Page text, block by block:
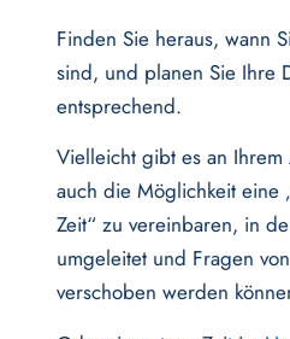
Finden Sie heraus, wann
sind, und planen Sie Ihre
entsprechend.
Vielleicht gibt es an
auch die Möglichkeit eine
Zeit“ zu vereinbaren, in
umgeleitet und Fragen
verschoben werden